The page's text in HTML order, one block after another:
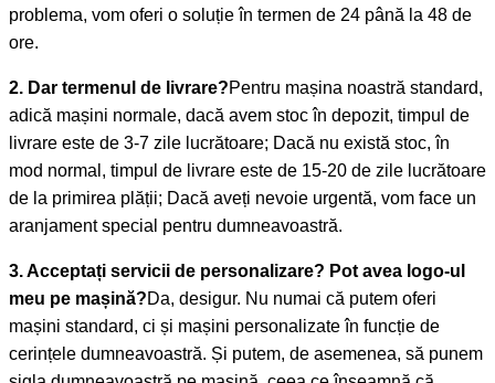
problema, vom oferi o soluție în termen de 24 până la 48 de
ore.
2. Dar termenul de livrare?Pentru mașina noastră standard,
adică mașini normale, dacă avem stoc în depozit, timpul de
livrare este de 3-7 zile lucrătoare; Dacă nu există stoc, în
mod normal, timpul de livrare este de 15-20 de zile lucrătoare
de la primirea plății; Dacă aveți nevoie urgentă, vom face un
aranjament special pentru dumneavoastră.
3. Acceptați servicii de personalizare? Pot avea logo-ul
meu pe mașină?Da, desigur. Nu numai că putem oferi
mașini standard, ci și mașini personalizate în funcție de
cerințele dumneavoastră. Și putem, de asemenea, să punem